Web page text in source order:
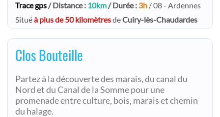
Trace gps/ Distance : 10km/ Durée : 3h / 08 - Ardennes
Situéà plus de 50 kilomètresdeCuiry-lès-Chaudardes
Clos Bouteille
Partez à la découverte des marais, du canal du
Nord et du Canal de la Somme pour une
promenade entre culture, bois, marais et chemin
du halage.